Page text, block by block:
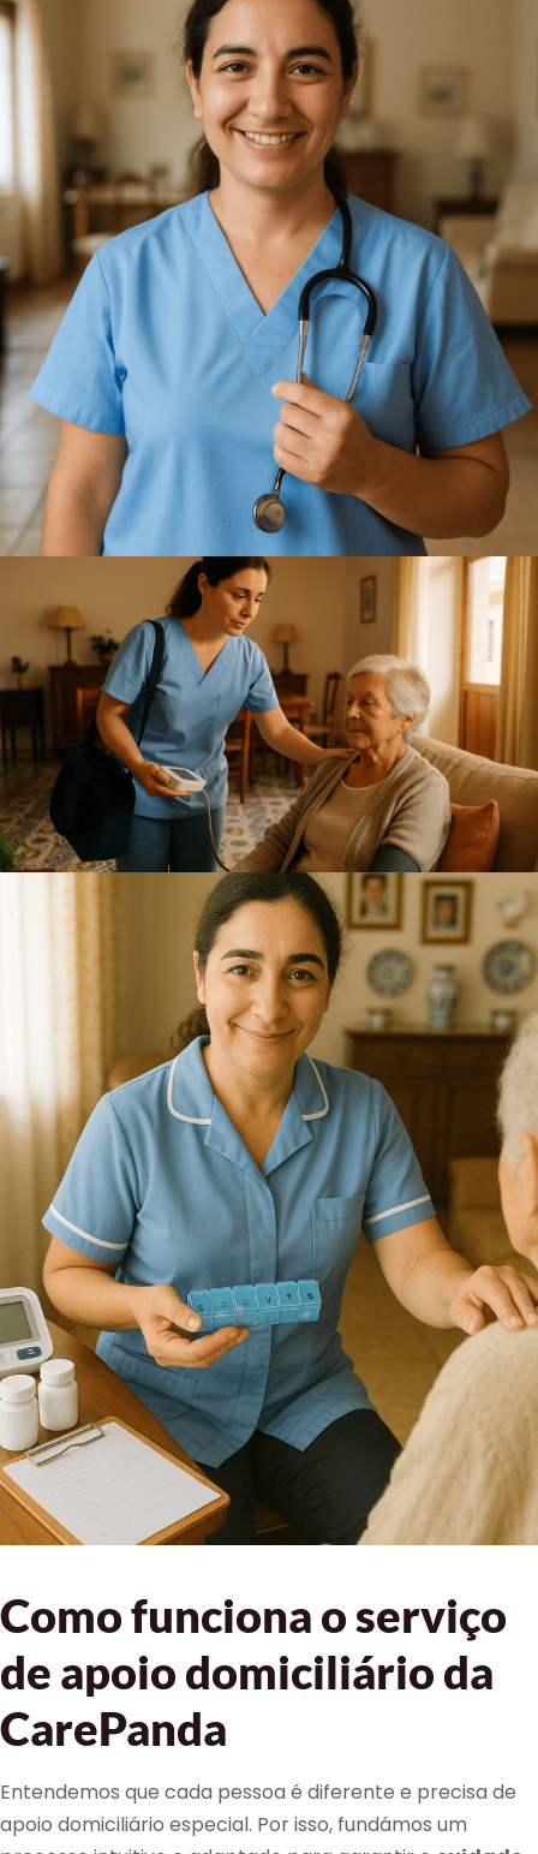
Como funciona o serviço
de apoio domiciliário da
CarePanda
Entendemos que cada pessoa é diferente e precisa de
apoio domiciliário especial. Por isso, fundámos um